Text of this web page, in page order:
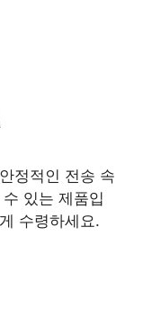
정적인 전송 속
있는 제품입
수령하세요.